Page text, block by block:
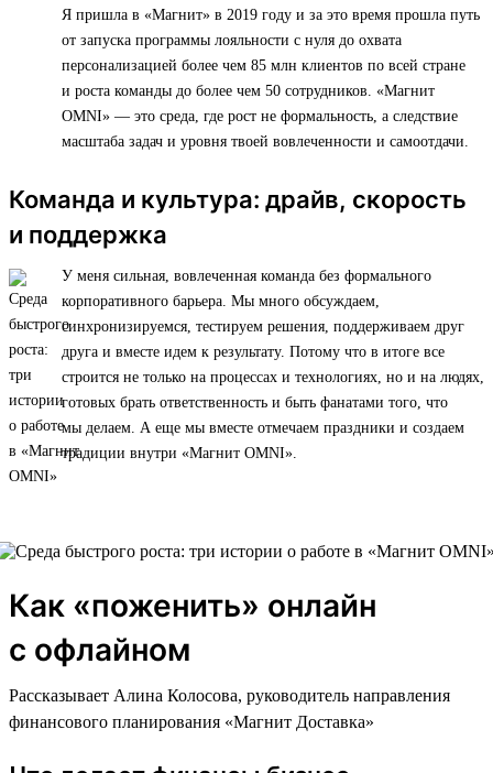
Я пришла в «Магнит» в 2019 году и за это время прошла путь
от запуска программы лояльности с нуля до охвата
персонализацией более чем 85 млн клиентов по всей стране
и роста команды до более чем 50 сотрудников. «Магнит
OMNI» — это среда, где рост не формальность, а следствие
масштаба задач и уровня твоей вовлеченности и самоотдачи.
Команда и культура: драйв, скорость
и поддержка
У меня сильная, вовлеченная команда без формального
корпоративного барьера. Мы много обсуждаем,
синхронизируемся, тестируем решения, поддерживаем друг
друга и вместе идем к результату. Потому что в итоге все
строится не только на процессах и технологиях, но и на людях,
готовых брать ответственность и быть фанатами того, что
мы делаем. А еще мы вместе отмечаем праздники и создаем
традиции внутри «Магнит OMNI».
Как «поженить» онлайн
с офлайном
Рассказывает Алина Колосова, руководитель направления
финансового планирования «Магнит Доставка»